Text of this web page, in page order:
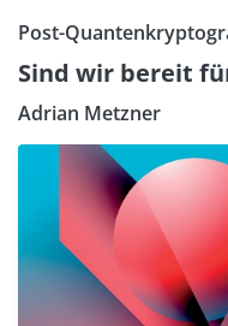
Post-
Sind wir bereit
Adrian Metzner